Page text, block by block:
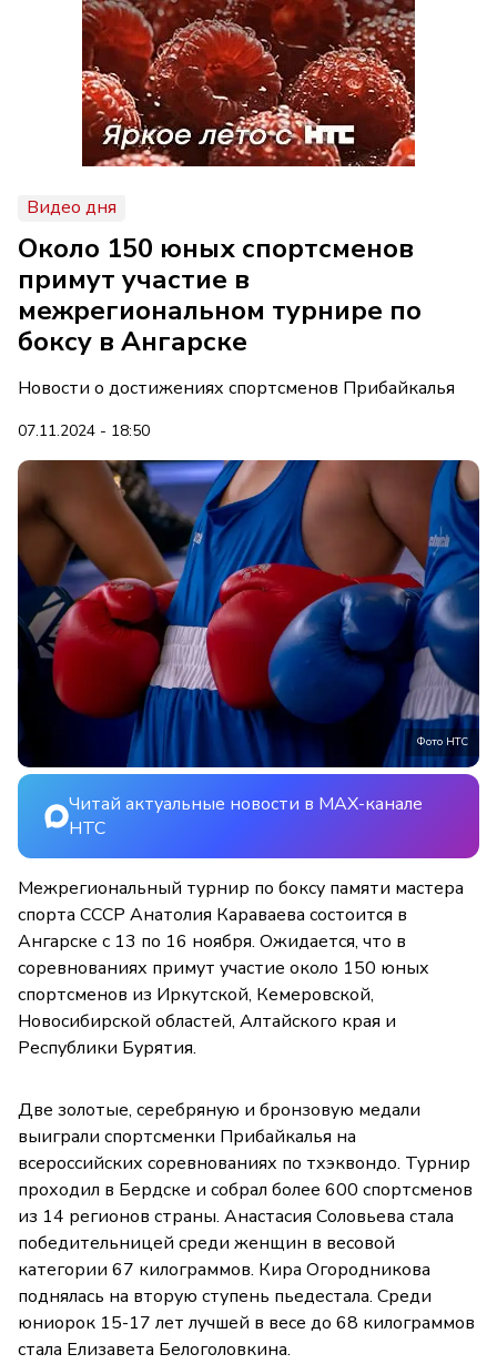
Видео дня
Около 150 юных спортсменов
примут участие в
межрегиональном турнире по
боксу в Ангарске
Новости о достижениях спортсменов Прибайкалья
07.11.2024 - 18:50
Фото НТС
Читай актуальные новости в MAX-канале
НТС
Межрегиональный турнир по боксу памяти мастера
спорта СССР Анатолия Караваева состоится в
Ангарске с 13 по 16 ноября. Ожидается, что в
соревнованиях примут участие около 150 юных
спортсменов из Иркутской, Кемеровской,
Новосибирской областей, Алтайского края и
Республики Бурятия.
Две золотые, серебряную и бронзовую медали
выиграли спортсменки Прибайкалья на
всероссийских соревнованиях по тхэквондо. Турнир
проходил в Бердске и собрал более 600 спортсменов
из 14 регионов страны. Анастасия Соловьева стала
победительницей среди женщин в весовой
категории 67 килограммов. Кира Огородникова
поднялась на вторую ступень пьедестала. Среди
юниорок 15-17 лет лучшей в весе до 68 килограммов
стала Елизавета Белоголовкина.